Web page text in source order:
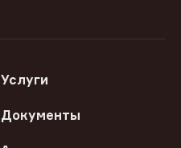
Услуги
Документы